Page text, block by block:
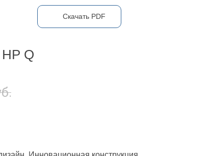
Cкачать PDF
Q